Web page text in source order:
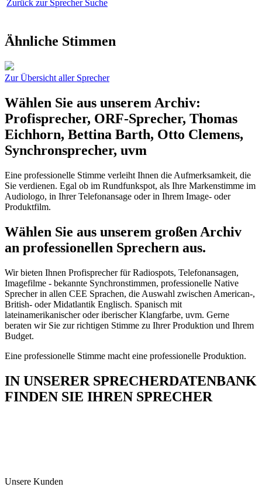
Zurück zur Sprecher Suche
Ähnliche Stimmen
Zur Übersicht aller Sprecher
Wählen Sie aus unserem Archiv:
Profisprecher, ORF-Sprecher, Thomas
Eichhorn, Bettina Barth, Otto Clemens,
Synchronsprecher, uvm
Eine professionelle Stimme verleiht Ihnen die Aufmerksamkeit, die
Sie verdienen. Egal ob im Rundfunkspot, als Ihre Markenstimme im
Audiologo, in Ihrer Telefonansage oder in Ihrem Image- oder
Produktfilm.
Wählen Sie aus unserem großen Archiv
an professionellen Sprechern aus.
Wir bieten Ihnen Profisprecher für Radiospots, Telefonansagen,
Imagefilme - bekannte Synchronstimmen, professionelle Native
Sprecher in allen CEE Sprachen, die Auswahl zwischen American-,
British- oder Midatlantik Englisch. Spanisch mit
lateinamerikanischer oder iberischer Klangfarbe, uvm. Gerne
beraten wir Sie zur richtigen Stimme zu Ihrer Produktion und Ihrem
Budget.
Eine professionelle Stimme macht eine professionelle Produktion.
IN UNSERER SPRECHERDATENBANK
FINDEN SIE IHREN SPRECHER
Unsere Kunden